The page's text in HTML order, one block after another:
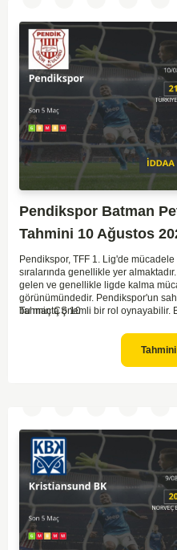
Pendikspor Batman
Tahmini 10 Ağustos
Pendikspor, TFF 1. Lig'de
sıralarında genellikle yer
gelen ve genellikle ligde kalma
görünümündedir. Pendikspor'un
bu maçta önemli bir rol oynayabilir.
Pendikspor'un maçın kontrolünü
Takımların mevcut form durumları
bakıldığında ev sahibi ekibin
Tahmin ÇŞ 10